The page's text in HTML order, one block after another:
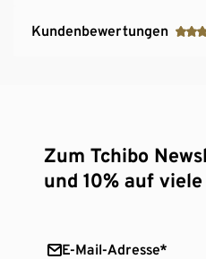
Kundenbewertungen
Zum Tchibo
und 10% auf
E-Mail-Adresse*